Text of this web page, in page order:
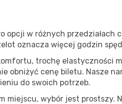
opcji w różnych przedziałach
oznacza więcej godzin
trochę elastyczności
obniżyć cenę biletu. Nasze
do swoich potrzeb.
miejscu, wybór jest prostszy.